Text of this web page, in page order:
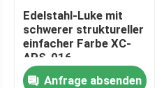
Edelstahl-Luke mit
schwerer struktureller
einfacher Farbe XC-
APS-016
Anfrage absenden